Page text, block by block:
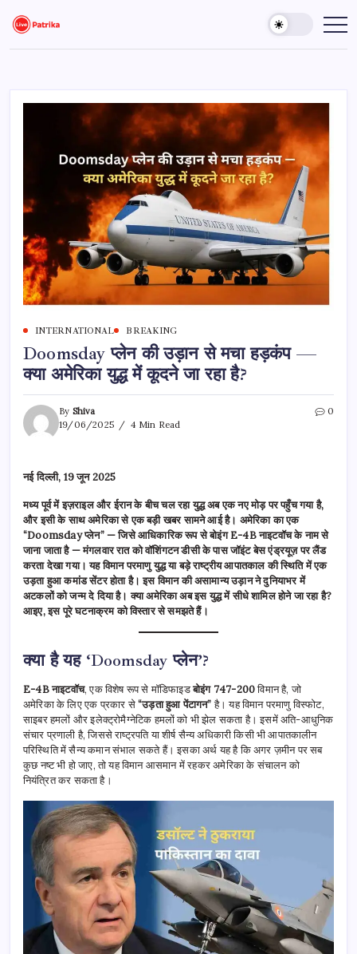
content
Live
Patrika
Breaking
Latest
INTERNATIONAL BREAKING
Doomsday प्लेन की उड़ान से मचा हड़कंप —
क्या अमेरिका युद्ध में कूदने जा रहा है?
By Shiva
19/06/2025
4 Min Read
0
नई दिल्ली, 19 जून 2025
मध्य पूर्व में इज़राइल और ईरान के बीच चल रहा युद्ध अब एक नए मोड़ पर पहुँच गया है,
और इसी के साथ अमेरिका से एक बड़ी खबर सामने आई है। अमेरिका का एक
“Doomsday प्लेन” — जिसे आधिकारिक रूप से बोइंग E-4B नाइटवॉच के नाम से
जाना जाता है — मंगलवार रात को वॉशिंगटन डीसी के पास जॉइंट बेस एंड्रयूज़ पर लैंड
करता देखा गया। यह विमान परमाणु युद्ध या बड़े राष्ट्रीय आपातकाल की स्थिति में एक
उड़ता हुआ कमांड सेंटर होता है। इस विमान की असामान्य उड़ान ने दुनियाभर में
अटकलों को जन्म दे दिया है। क्या अमेरिका अब इस युद्ध में सीधे शामिल होने जा रहा है?
आइए, इस पूरे घटनाक्रम को विस्तार से समझते हैं।
क्या है यह ‘Doomsday प्लेन’?
E-4B नाइटवॉच, एक विशेष रूप से मॉडिफाइडबोइंग 747-200विमान है, जो
अमेरिका के लिए एक प्रकार से“उड़ता हुआ पेंटागन”है। यह विमान परमाणु विस्फोट,
साइबर हमलों और इलेक्ट्रोमैग्नेटिक हमलों को भी झेल सकता है। इसमें अति-आधुनिक
संचार प्रणाली है, जिससे राष्ट्रपति या शीर्ष सैन्य अधिकारी किसी भी आपातकालीन
परिस्थिति में सैन्य कमान संभाल सकते हैं। इसका अर्थ यह है कि अगर ज़मीन पर सब
कुछ नष्ट भी हो जाए, तो यह विमान आसमान में रहकर अमेरिका के संचालन को
नियंत्रित कर सकता है।